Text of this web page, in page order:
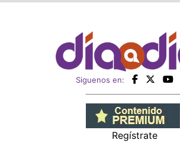
Siguenos en:
Regístrate